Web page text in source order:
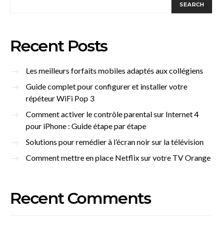
SEARCH
Recent Posts
Les meilleurs forfaits mobiles adaptés aux collégiens
Guide complet pour configurer et installer votre
répéteur WiFi Pop 3
Comment activer le contrôle parental sur Internet 4
pour iPhone : Guide étape par étape
Solutions pour remédier à l’écran noir sur la télévision
Comment mettre en place Netflix sur votre TV Orange
Recent Comments